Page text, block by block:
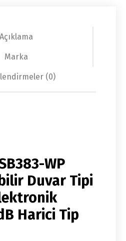
Açıklama
Marka
(0)
WP
Duvar Tipi
Harici Tip